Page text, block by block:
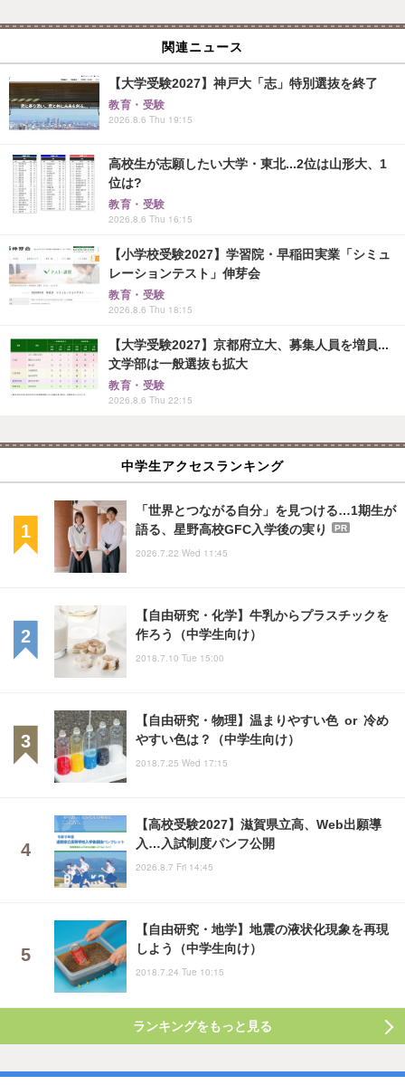
関連ニュース
【大学受験2027】神戸大「志」特別選抜を終了
教育・受験
2026.8.6 Thu 19:15
高校生が志願したい大学・東北...2位は山形大、1
位は?
教育・受験
2026.8.6 Thu 16:15
【小学校受験2027】学習院・早稲田実業「シミュ
レーションテスト」伸芽会
教育・受験
2026.8.6 Thu 18:15
【大学受験2027】京都府立大、募集人員を増員...
文学部は一般選抜も拡大
教育・受験
2026.8.6 Thu 22:15
中学生アクセスランキング
「世界とつながる自分」を見つける…1期生が
語る、星野高校GFC入学後の実り
PR
2026.7.22 Wed 11:45
【自由研究・化学】牛乳からプラスチックを
作ろう（中学生向け）
2018.7.10 Tue 15:00
【自由研究・物理】温まりやすい色 or 冷め
やすい色は？（中学生向け）
2018.7.25 Wed 17:15
【高校受験2027】滋賀県立高、Web出願導
入…入試制度パンフ公開
2026.8.7 Fri 14:45
【自由研究・地学】地震の液状化現象を再現
しよう（中学生向け）
2018.7.24 Tue 10:15
ランキングをもっと見る